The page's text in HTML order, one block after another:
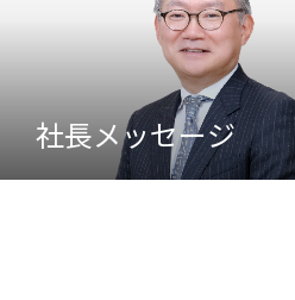
社長メッセージ